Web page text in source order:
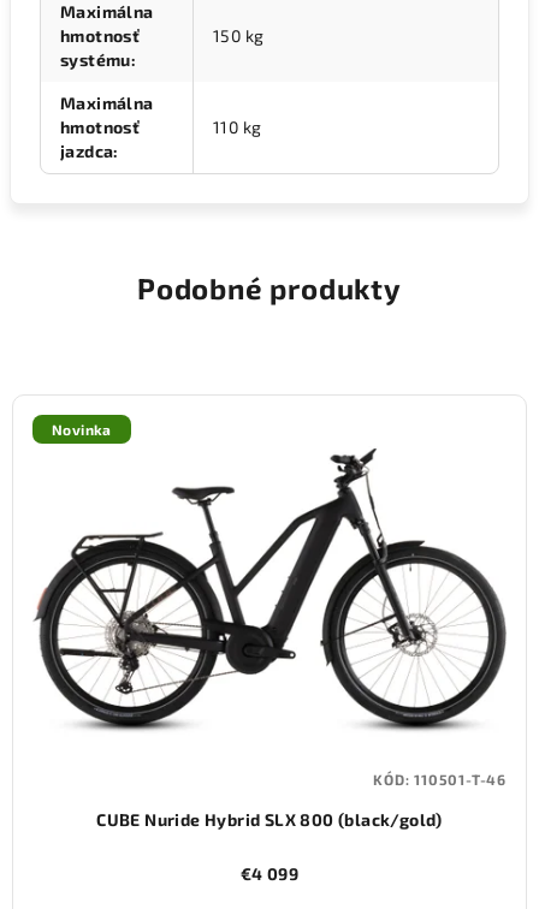
Maximálna
hmotnosť
systému:
150 kg
Maximálna
hmotnosť
jazdca:
110 kg
Podobné produkty
Novinka
CUBE Nuride Hybrid SLX 800 (black/gold)
€4 099
KÓD:110501-T-46